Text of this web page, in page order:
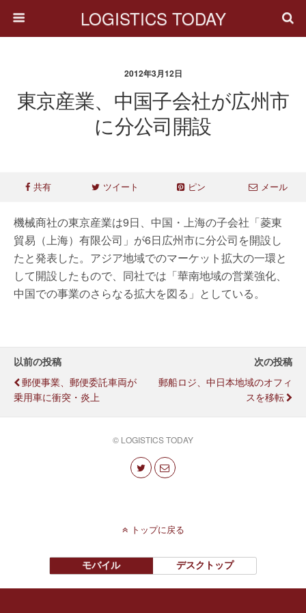
LOGISTICS TODAY
2012年3月12日
東京産業、中国子会社が広州市
に分公司開設
共有 ツイート ピン メール
機械商社の東京産業は9日、中国・上海の子会社「菱東
貿易（上海）有限公司」が6日広州市に分公司を開設し
たと発表した。アジア地域でのマーケット拡大の一環と
して開設したもので、同社では「華南地域の営業強化、
中国での事業のさらなる拡大を図る」としている。
以前の投稿
郵便事業、郵便委託車両が
乗用車に衝突・炎上
次の投稿
郵船ロジ、中日本地域のオフィ
スを移転
© LOGISTICS TODAY
トップに戻る
モバイル デスクトップ